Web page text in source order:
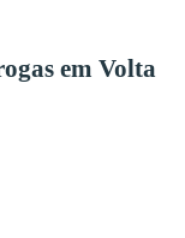
em Volta